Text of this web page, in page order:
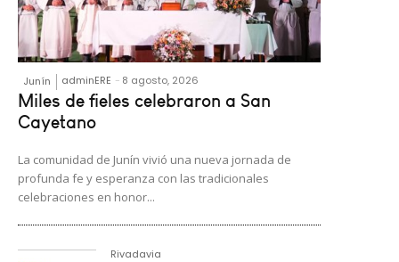
Junín adminERE - 8 agosto, 2026
Miles de fieles celebraron a San
Cayetano
La comunidad de Junín vivió una nueva jornada de
profunda fe y esperanza con las tradicionales
celebraciones en honor...
Rivadavia